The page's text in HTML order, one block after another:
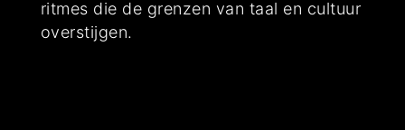
ritmes die de grenzen van taal en cultuur
overstijgen.